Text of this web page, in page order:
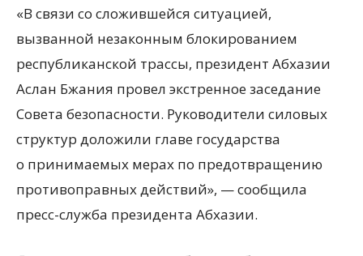
«В связи со сложившейся ситуацией,
вызванной незаконным блокированием
республиканской трассы, президент Абхазии
Аслан Бжания провел экстренное заседание
Совета безопасности. Руководители силовых
структур доложили главе государства
о принимаемых мерах по предотвращению
противоправных действий», — сообщила
пресс-служба президента Абхазии.